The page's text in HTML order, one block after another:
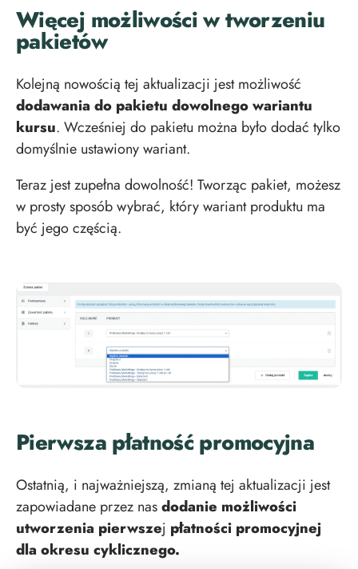
Więcej możliwości w tworzeniu
pakietów
Kolejną nowością tej aktualizacji jest możliwość
dodawania do pakietu dowolnego wariantu
kursu. Wcześniej do pakietu można było dodać tylko
domyślnie ustawiony wariant.
Teraz jest zupełna dowolność! Tworząc pakiet, możesz
w prosty sposób wybrać, który wariant produktu ma
być jego częścią.
Pierwsza płatność promocyjna
Ostatnią, i najważniejszą, zmianą tej aktualizacji jest
zapowiadane przez nasdodanie możliwości
utworzenia pierwszej płatności promocyjnej
dla okresu cyklicznego.